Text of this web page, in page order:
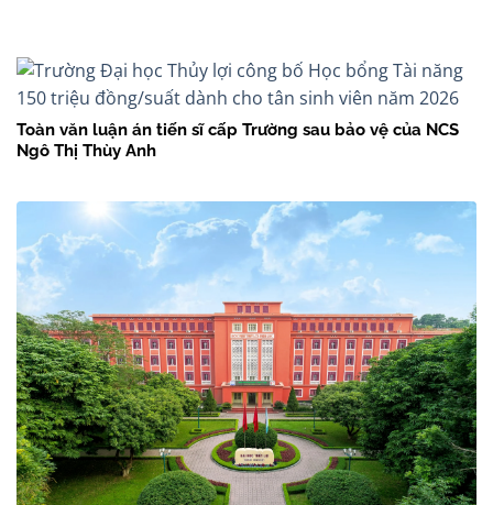
Toàn văn luận án tiến sĩ cấp Trường sau bảo vệ của NCS
Ngô Thị Thùy Anh